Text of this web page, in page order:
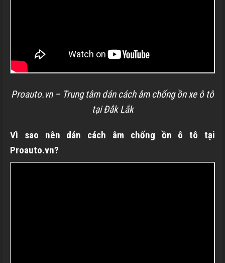
Proauto.vn – Trung tâm dán cách âm chống ồn xe ô tô
tại Đắk Lắk
Vì sao nên dán cách âm chống ồn ô tô tại
Proauto.vn?